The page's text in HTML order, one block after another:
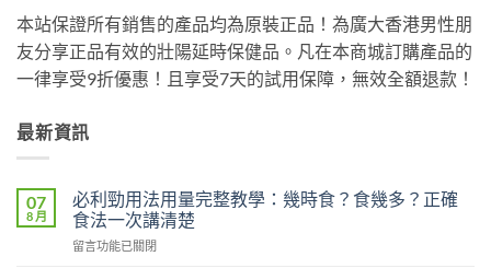
本站保證所有銷售的產品均為原裝正品！為廣大香港男性朋
友分享正品有效的壯陽延時保健品。凡在本商城訂購產品的
一律享受9折優惠！且享受7天的試用保障，無效全額退款！
最新資訊
07
8 月
必利勁用法用量完整教學：幾時食？食幾多？正確
食法一次講清楚
在
留言功能已關閉